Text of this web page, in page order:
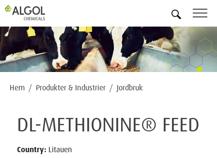
Hem Produkter & Industrier Jordbruk
DL-METHIONINE® FEED
Country: Litauen